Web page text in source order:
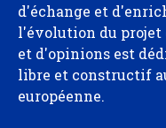
d'échange et
l'évolution du projet
et d'opinions est
libre et constructif
européenne.